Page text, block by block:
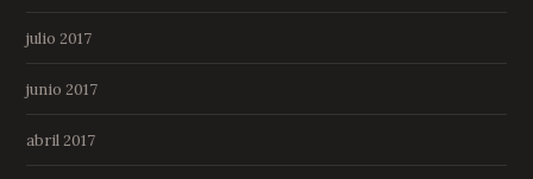
julio 2017
junio 2017
abril 2017